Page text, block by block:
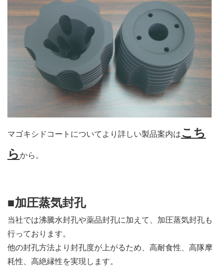
マゴキシドコートについてより詳しい製品案内はこち
らから。
■加圧蒸気封孔
当社では沸騰水封孔や薬品封孔に加えて、加圧蒸気封孔も
行っております。
他の封孔方法より封孔度が上がるため、高耐食性、高隊摩
耗性、高絶縁性を実現します。